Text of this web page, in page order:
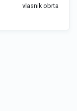
vlasnik obrta